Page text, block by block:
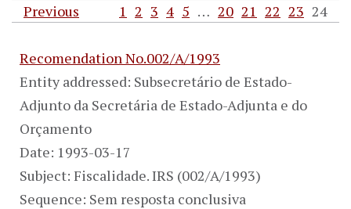
Previous 1 2 3 4 5 … 20 21 22 23 24
Recomendation No.002/A/1993
Entity addressed: Subsecretário de Estado-
Adjunto da Secretária de Estado-Adjunta e do
Orçamento
Date: 1993-03-17
Subject: Fiscalidade. IRS (002/A/1993)
Sequence: Sem resposta conclusiva